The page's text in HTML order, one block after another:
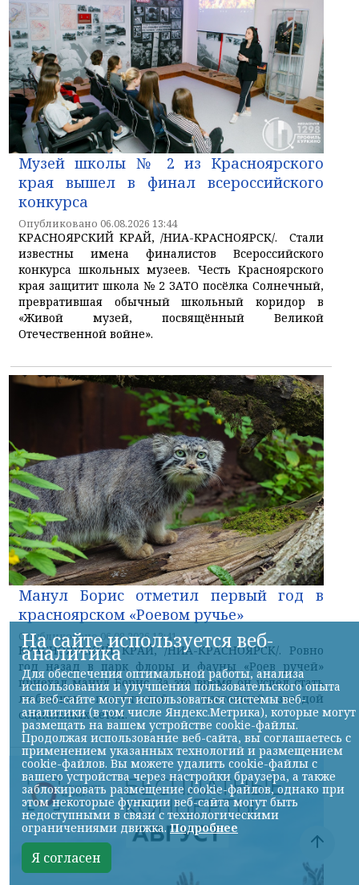
Музей школы № 2 из Красноярского
края вышел в финал всероссийского
конкурса
Опубликовано 06.08.2026 13:44
КРАСНОЯРСКИЙ КРАЙ, /НИА-КРАСНОЯРСК/. Стали
известны имена финалистов Всероссийского
конкурса школьных музеев. Честь Красноярского
края защитит школа № 2 ЗАТО посёлка Солнечный,
превратившая обычный школьный коридор в
«Живой музей, посвящённый Великой
Отечественной войне».
Манул Борис отметил первый год в
красноярском «Роевом ручье»
Опубликовано 06.08.2026 13:41
КРАСНОЯРСКИЙ КРАЙ, /НИА-КРАСНОЯРСК/. Ровно
год назад в парк флоры и фауны «Роев ручей»
приехал манул Борис. За это время он успел стать
любимцем посетителей и настоящей звездой
социальных сетей.
На сайте используется веб-
аналитика
Для обеспечения оптимальной работы, анализа
использования и улучшения пользовательского опыта
на веб-сайте могут использоваться системы веб-
аналитики (в том числе Яндекс.Метрика), которые могут
размещать на вашем устройстве cookie-файлы.
Продолжая использование веб-сайта, вы соглашаетесь с
применением указанных технологий и размещением
cookie-файлов. Вы можете удалить cookie-файлы с
вашего устройства через настройки браузера, а также
заблокировать размещение cookie-файлов, однако при
этом некоторые функции веб-сайта могут быть
недоступными в связи с технологическими
ограничениями движка.Подробнее
Я согласен